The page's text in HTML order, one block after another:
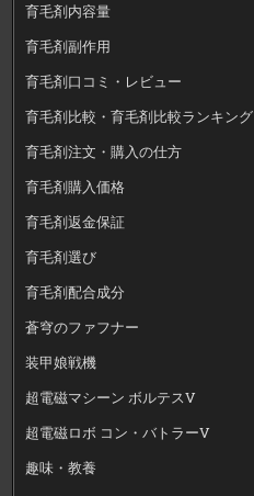
育毛剤内容量
育毛剤副作用
育毛剤口コミ・レビュー
育毛剤比較・育毛剤比較ランキング
育毛剤注文・購入の仕方
育毛剤購入価格
育毛剤返金保証
育毛剤選び
育毛剤配合成分
蒼穹のファフナー
装甲娘戦機
超電磁マシーン ボルテスV
超電磁ロボ コン・バトラーV
趣味・教養